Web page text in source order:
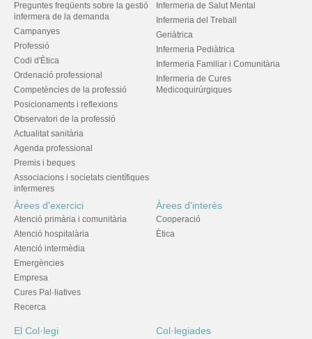
Preguntes freqüents sobre la gestió
infermera de la demanda
Campanyes
Professió
Codi d'Ètica
Ordenació professional
Competències de la professió
Posicionaments i reflexions
Observatori de la professió
Actualitat sanitària
Agenda professional
Premis i beques
Associacions i societats científiques
infermeres
Infermeria de Salut Mental
Infermeria del Treball
Geriàtrica
Infermeria Pediàtrica
Infermeria Familiar i Comunitària
Infermeria de Cures
Medicoquirúrgiques
Àrees d'exercici
Atenció primària i comunitària
Atenció hospitalària
Atenció intermèdia
Emergències
Empresa
Cures Pal·liatives
Recerca
Àrees d'interès
Cooperació
Ètica
El Col·legi Col·legiades